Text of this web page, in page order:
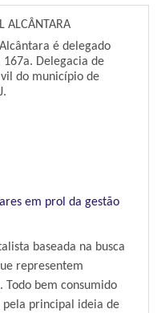
ALCÂNTARA
é delegado
Delegacia de
do município de
em prol da gestão
baseada na busca
representem
Todo bem consumido
pela principal ideia de